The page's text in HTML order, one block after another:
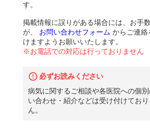
す。
掲載情報に誤りがある場合には、お手
が、
お問い合わせフォーム からご連絡
けますようお願いいたします。
※お電話での対応は行っておりません
必ずお読みください
病気に関するご相談や各医院への個別
い合わせ・紹介などは受け付けてお
ん。